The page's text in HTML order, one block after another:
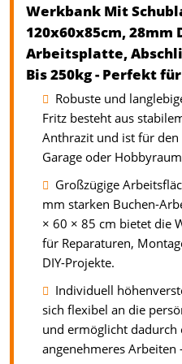
Werkbank Mit
120x60x85cm, 28mm
Arbeitsplatte,
Bis 250kg - Perfekt
Robuste und
Fritz besteht aus
Anthrazit und ist für den
Garage oder
Großzügige
mm starken Buchen-
× 60 × 85 cm bietet die
für Reparaturen,
DIY-Projekte.
Individuell
sich flexibel an die
und ermöglicht dadurch
angenehmeres Arbeiten